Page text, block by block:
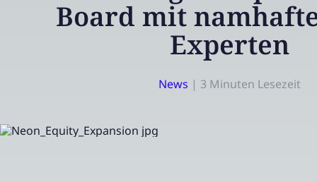
Board mit
Experten
News | 3 Minuten Lesezeit